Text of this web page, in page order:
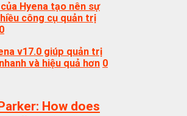
Hyena tạo nên sự
công cụ quản trị
0
v17.0 giúp quản trị
và hiệu quả hơn 0
How does